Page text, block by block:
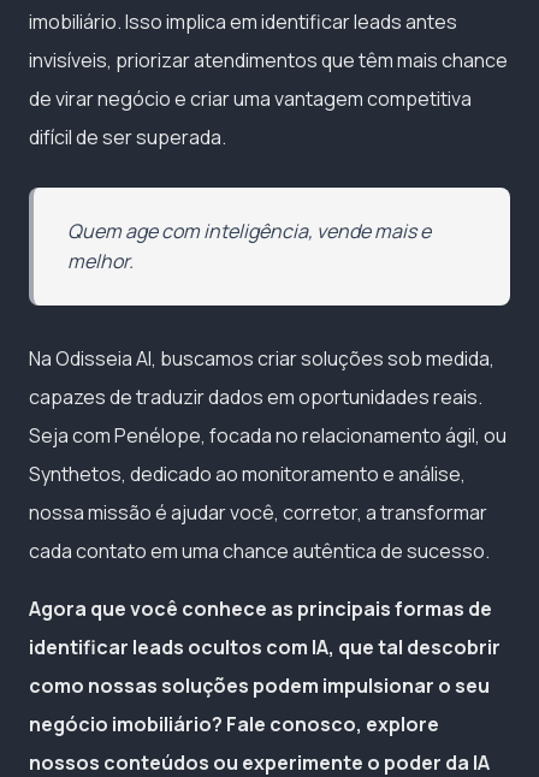
imobiliário. Isso implica em identificar leads antes
invisíveis, priorizar atendimentos que têm mais chance
de virar negócio e criar uma vantagem competitiva
difícil de ser superada.
Quem age com inteligência, vende mais e
melhor.
Na Odisseia AI, buscamos criar soluções sob medida,
capazes de traduzir dados em oportunidades reais.
Seja com Penélope, focada no relacionamento ágil, ou
Synthetos, dedicado ao monitoramento e análise,
nossa missão é ajudar você, corretor, a transformar
cada contato em uma chance autêntica de sucesso.
Agora que você conhece as principais formas de
identificar leads ocultos com IA, que tal descobrir
como nossas soluções podem impulsionar o seu
negócio imobiliário? Fale conosco, explore
nossos conteúdos ou experimente o poder da IA